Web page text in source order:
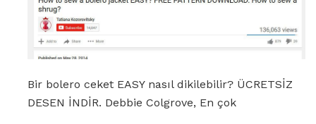
Bir bolero ceket EASY nasıl dikilebilir? ÜCRETSİZ
DESEN İNDİR. Debbie Colgrove, En çok